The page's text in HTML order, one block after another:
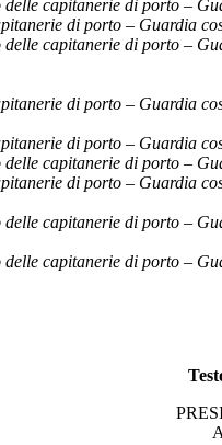
capitanerie di porto –
di porto – Guardia
capitanerie di porto –
di porto – Guardia
di porto – Guardia
capitanerie di porto –
di porto – Guardia
capitanerie di porto –
capitanerie di porto –